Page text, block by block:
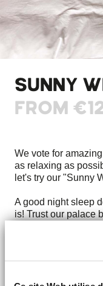
SUNNY
FROM
We vote for
as relaxing as
let's try our "Sunny
A good night sleep
is! Trust our palace
Meet us at the